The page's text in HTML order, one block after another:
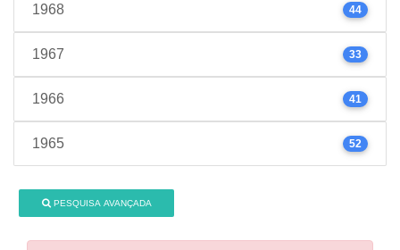
1968 44
1967 33
1966 41
1965 52
PESQUISA AVANÇADA